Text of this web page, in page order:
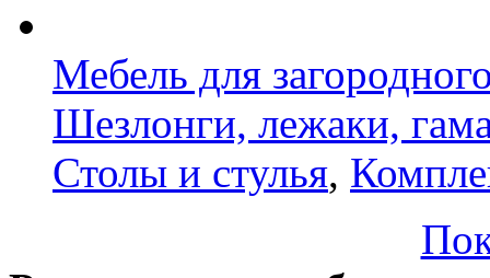
Мебель для
Шезлонги, лежаки,
Столы и стулья,